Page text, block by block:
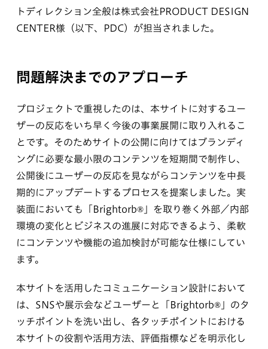
トディレクション全般は株式会社PRODUCT DESIGN
CENTER様（以下、PDC）が担当されました。
問題解決までのアプローチ
プロジェクトで重視したのは、本サイトに対するユー
ザーの反応をいち早く今後の事業展開に取り入れるこ
とです。そのためサイトの公開に向けてはブランディ
ングに必要な最小限のコンテンツを短期間で制作し、
公開後にユーザーの反応を見ながらコンテンツを中長
期的にアップデートするプロセスを提案しました。実
装面においても「Brightorb®︎」を取り巻く外部／内部
環境の変化とビジネスの進展に対応できるよう、柔軟
にコンテンツや機能の追加検討が可能な仕様にしてい
ます。
本サイトを活用したコミュニケーション設計において
は、SNSや展示会などユーザーと「Brightorb®︎」のタ
ッチポイントを洗い出し、各タッチポイントにおける
本サイトの役割や活用方法、評価指標などを明示化し